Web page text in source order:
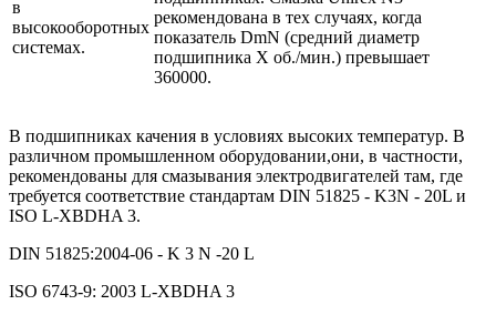
в
высокооборотных
системах.
рекомендована в тех случаях, когда
показатель DmN (средний диаметр
подшипника X об./мин.) превышает
360000.
В подшипниках качения в условиях высоких температур. В
различном промышленном оборудовании,они, в частности,
рекомендованы для смазывания электродвигателей там, где
требуется соответствие стандартам DIN 51825 - K3N - 20L и
ISO L-XBDHA 3.
DIN 51825:2004-06 - K 3 N -20 L
ISO 6743-9: 2003 L-XBDHA 3